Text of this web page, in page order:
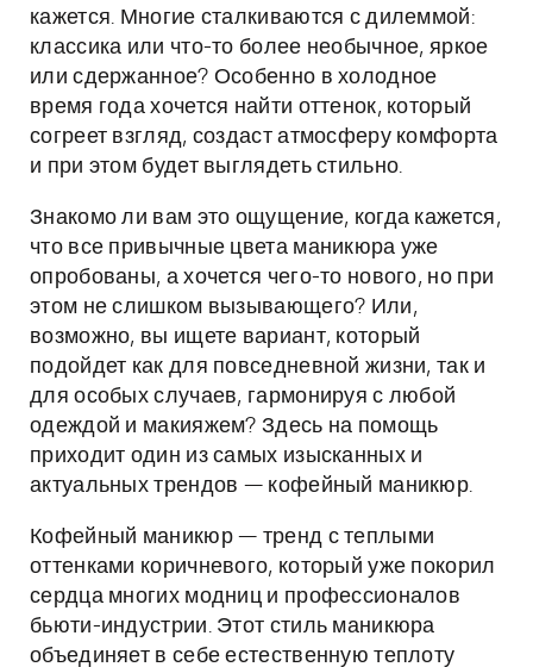
кажется. Многие сталкиваются с дилеммой:
классика или что-то более необычное, яркое
или сдержанное? Особенно в холодное
время года хочется найти оттенок, который
согреет взгляд, создаст атмосферу комфорта
и при этом будет выглядеть стильно.
Знакомо ли вам это ощущение, когда кажется,
что все привычные цвета маникюра уже
опробованы, а хочется чего-то нового, но при
этом не слишком вызывающего? Или,
возможно, вы ищете вариант, который
подойдет как для повседневной жизни, так и
для особых случаев, гармонируя с любой
одеждой и макияжем? Здесь на помощь
приходит один из самых изысканных и
актуальных трендов — кофейный маникюр.
Кофейный маникюр — тренд с теплыми
оттенками коричневого, который уже покорил
сердца многих модниц и профессионалов
бьюти-индустрии. Этот стиль маникюра
объединяет в себе естественную теплоту